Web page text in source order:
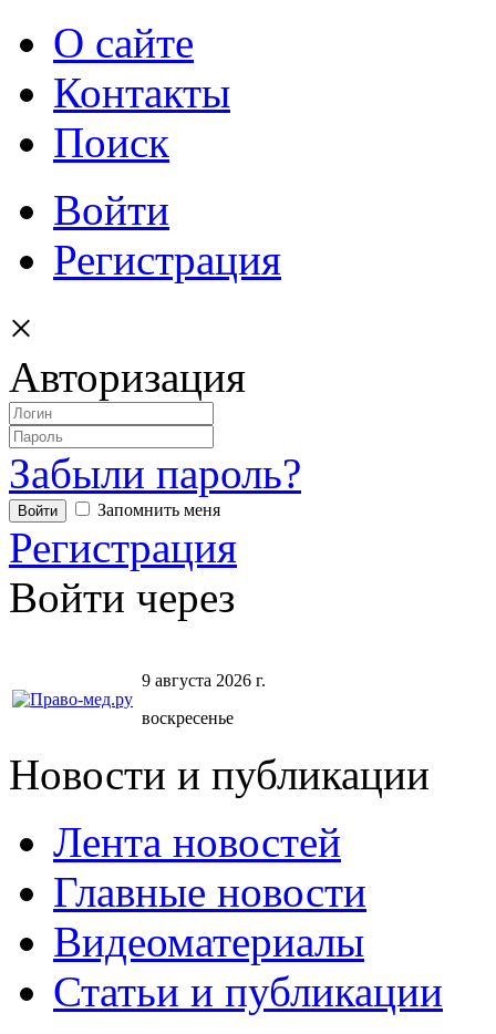
О сайте
Контакты
Поиск
Войти
Регистрация
×
Авторизация
Забыли пароль?
Запомнить меня
Регистрация
Войти через
9 августа 2026 г.
воскресенье
Новости и публикации
Лента новостей
Главные новости
Видеоматериалы
Статьи и публикации